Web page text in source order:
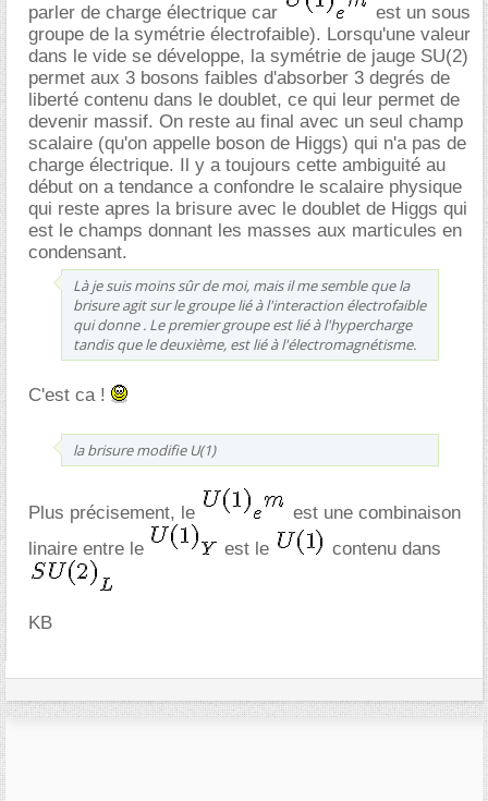
parler de charge électrique car
est un sous
groupe de la symétrie électrofaible). Lorsqu'une valeur
dans le vide se développe, la symétrie de jauge SU(2)
permet aux 3 bosons faibles d'absorber 3 degrés de
liberté contenu dans le doublet, ce qui leur permet de
devenir massif. On reste au final avec un seul champ
scalaire (qu'on appelle boson de Higgs) qui n'a pas de
charge électrique. Il y a toujours cette ambiguité au
début on a tendance a confondre le scalaire physique
qui reste apres la brisure avec le doublet de Higgs qui
est le champs donnant les masses aux marticules en
condensant.
Là je suis moins sûr de moi, mais il me semble que la
brisure agit sur le groupe lié à l'interaction électrofaible
qui donne . Le premier groupe est lié à l'hypercharge
tandis que le deuxième, est lié à l'électromagnétisme.
C'est ca !
la brisure modifie U(1)
Plus précisement, le
est une combinaison
linaire entre le
est le contenu dans
KB